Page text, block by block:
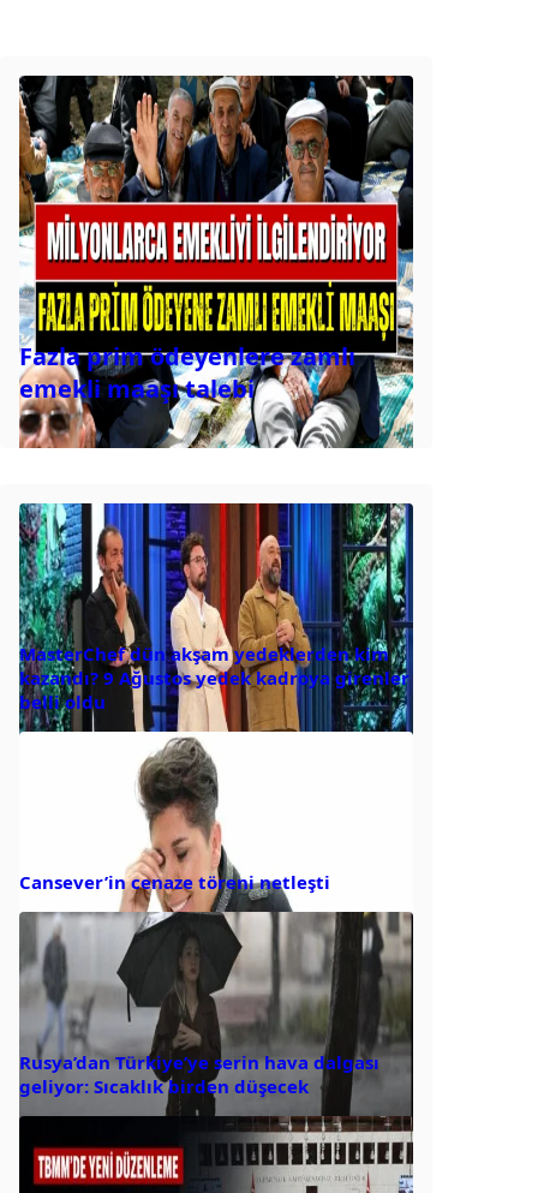
Fazla prim ödeyenlere zamlı
emekli maaşı talebi
MasterChef dün akşam yedeklerden kim
kazandı? 9 Ağustos yedek kadroya girenler
belli oldu
Cansever’in cenaze töreni netleşti
Rusya’dan Türkiye’ye serin hava dalgası
geliyor: Sıcaklık birden düşecek